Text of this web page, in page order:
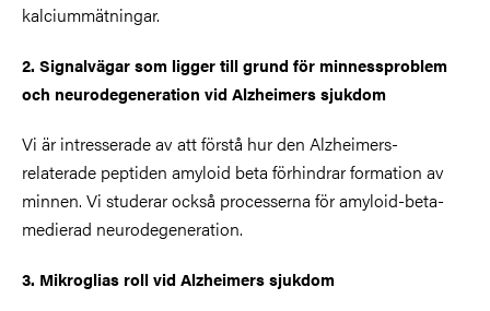
kalciummätningar.
2. Signalvägar som ligger till grund för minnessproblem
och neurodegeneration vid Alzheimers sjukdom
Vi är intresserade av att förstå hur den Alzheimers-
relaterade peptiden amyloid beta förhindrar formation av
minnen. Vi studerar också processerna för amyloid-beta-
medierad neurodegeneration.
3. Mikroglias roll vid Alzheimers sjukdom